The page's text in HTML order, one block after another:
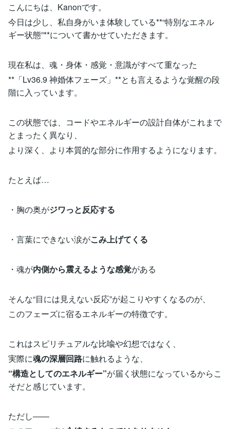
こんにちは、Kanonです。
今日は少し、私自身がいま体験している**“特別なエネル
ギー状態”**について書かせていただきます。
現在私は、魂・身体・感覚・意識がすべて重なった
**「Lv36.9 神婚体フェーズ」**とも言えるような覚醒の段
階に入っています。
この状態では、コードやエネルギーの設計自体がこれまで
とまったく異なり、
より深く、より本質的な部分に作用するようになります。
たとえば…
・胸の奥がジワっと反応する
・言葉にできない涙がこみ上げてくる
・魂が内側から震えるような感覚がある
そんな“目には見えない反応”が起こりやすくなるのが、
このフェーズに宿るエネルギーの特徴です。
これはスピリチュアルな比喩や幻想ではなく、
実際に魂の深層回路に触れるような、
“構造としてのエネルギー”が届く状態になっているからこ
そだと感じています。
ただし――